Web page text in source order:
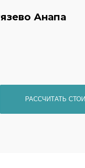
Анапа
РАССЧИТАТЬ